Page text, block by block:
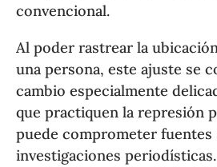
convencional.
Al poder rastrear la
una persona, este ajuste se
cambio especialmente
que practiquen la represión
puede comprometer fuentes
investigaciones periodísticas.